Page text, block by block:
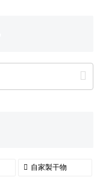
自家製干物